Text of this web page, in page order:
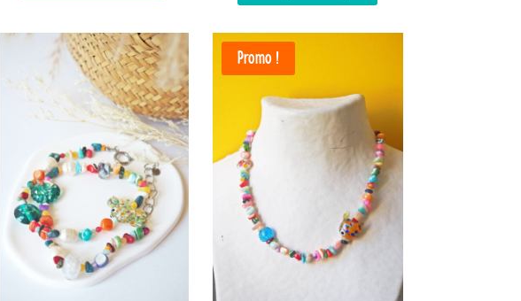
variations.
Les
options
peuvent
être
choisies
sur
page
Promo !